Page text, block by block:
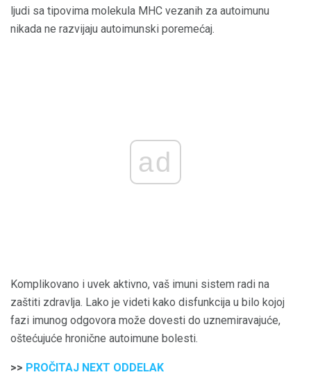
ljudi sa tipovima molekula MHC vezanih za autoimunu
nikada ne razvijaju autoimunski poremećaj.
ad
Komplikovano i uvek aktivno, vaš imuni sistem radi na
zaštiti zdravlja. Lako je videti kako disfunkcija u bilo kojoj
fazi imunog odgovora može dovesti do uznemiravajuće,
oštećujuće hronične autoimune bolesti.
>> PROČITAJ NEXT ODDELAK